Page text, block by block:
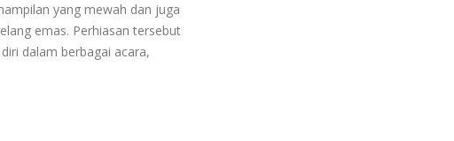
yang mewah dan juga
emas. Perhiasan tersebut
dalam berbagai acara,